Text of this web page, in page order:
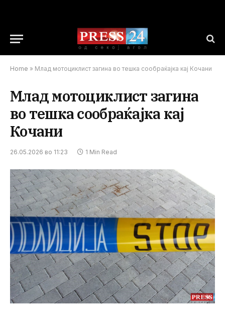
Home » Млад мотоциклист загина во тешка сообраќајка кај Кочани
Млад мотоциклист загина
во тешка сообраќајка кај
Кочани
26.05.2026 во 11:23 1 Min Read